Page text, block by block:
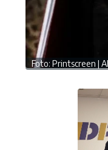
Foto: Printscreen |